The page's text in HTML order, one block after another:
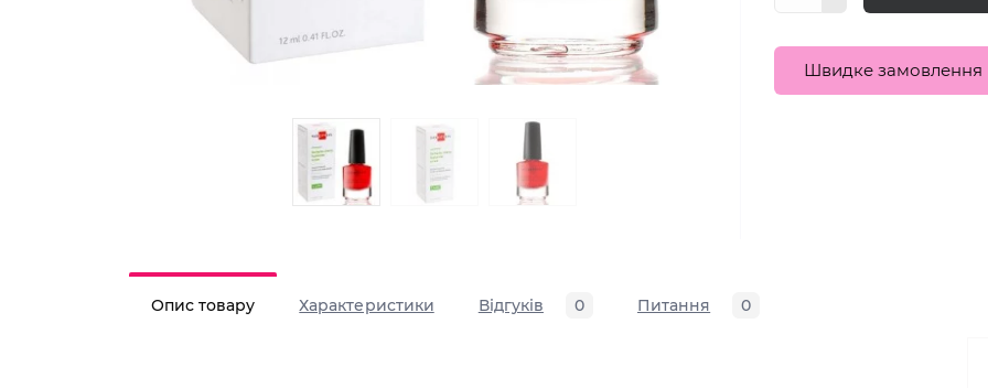
Швидке замовлення
Опис товару Характеристики Відгуків 0 Питання 0